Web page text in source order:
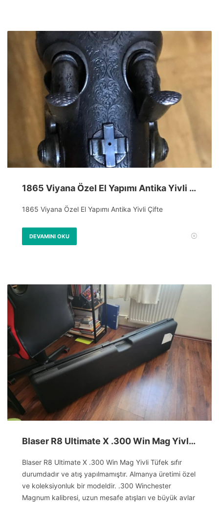
1865 Viyana Özel El Yapımı Antika Yivli Çifte
1865 Viyana Özel El Yapımı Antika Yivli Çifte
DEVAMINI OKU
Blaser R8 Ultimate X .300 Win Mag Yivli Tüfek
Blaser R8 Ultimate X .300 Win Mag Yivli Tüfek sıfır
durumdadır ve atış yapılmamıştır. Almanya üretimi özel
ve koleksiyonluk bir modeldir. .300 Winchester
Magnum kalibresi, uzun mesafe atışları ve büyük avlar